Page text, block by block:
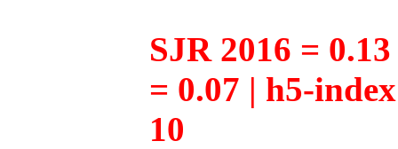
SJR 2016 =
= 0.07 | h5-
10